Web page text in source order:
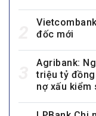
đốc mới
Agribank:
triệu tỷ
nợ xấu kiểm